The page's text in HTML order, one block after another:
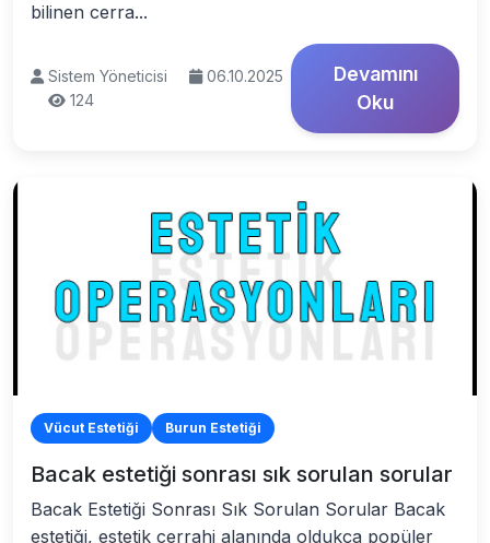
bilinen cerra...
Sistem Yöneticisi
06.10.2025
124
Devamını
Oku
Vücut Estetiği Burun Estetiği
Bacak estetiği sonrası sık sorulan sorular
Bacak Estetiği Sonrası Sık Sorulan Sorular Bacak
estetiği, estetik cerrahi alanında oldukça popüler